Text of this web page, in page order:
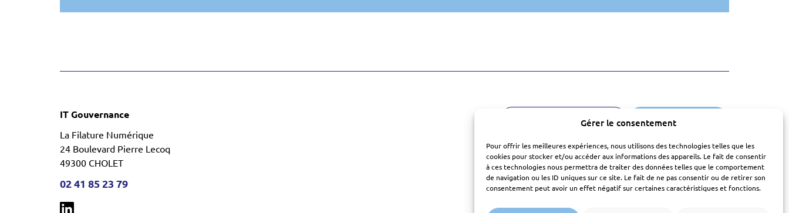
Gérer le consentement
Pour offrir les meilleures expériences, nous utilisons des technologies telles que les
cookies pour stocker et/ou accéder aux informations des appareils. Le fait de consentir
à ces technologies nous permettra de traiter des données telles que le comportement
de navigation ou les ID uniques sur ce site. Le fait de ne pas consentir ou de retirer son
consentement peut avoir un effet négatif sur certaines caractéristiques et fonctions.
IT Gouvernance
La Filature Numérique
24 Boulevard Pierre Lecoq
49300 CHOLET
02 41 85 23 79
Consulter les CGV Nous contacter